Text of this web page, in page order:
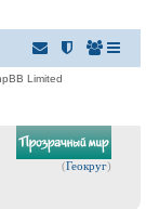
Limited
(Геокруг)